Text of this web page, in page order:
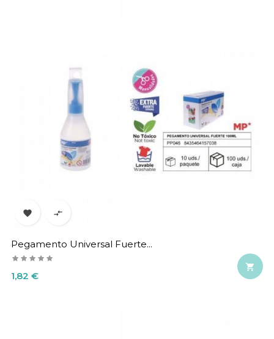
 
Pegamento Universal Fuerte...
Precio
1,82 €
